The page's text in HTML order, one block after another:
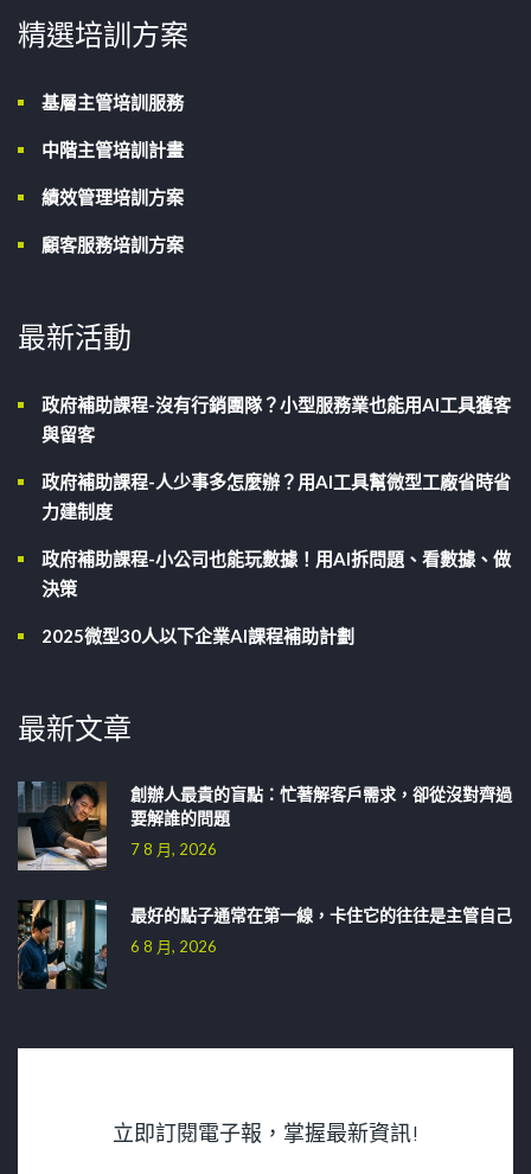
精選培訓方案
基層主管培訓服務
中階主管培訓計畫
績效管理培訓方案
顧客服務培訓方案
最新活動
政府補助課程-沒有行銷團隊？小型服務業也能用AI工具獲客
與留客
政府補助課程-人少事多怎麼辦？用AI工具幫微型工廠省時省
力建制度
政府補助課程-小公司也能玩數據！用AI拆問題、看數據、做
決策
2025微型30人以下企業AI課程補助計劃
最新文章
創辦人最貴的盲點：忙著解客戶需求，卻從沒對齊過
要解誰的問題
7 8 月, 2026
最好的點子通常在第一線，卡住它的往往是主管自己
6 8 月, 2026
立即訂閱電子報，掌握最新資訊!